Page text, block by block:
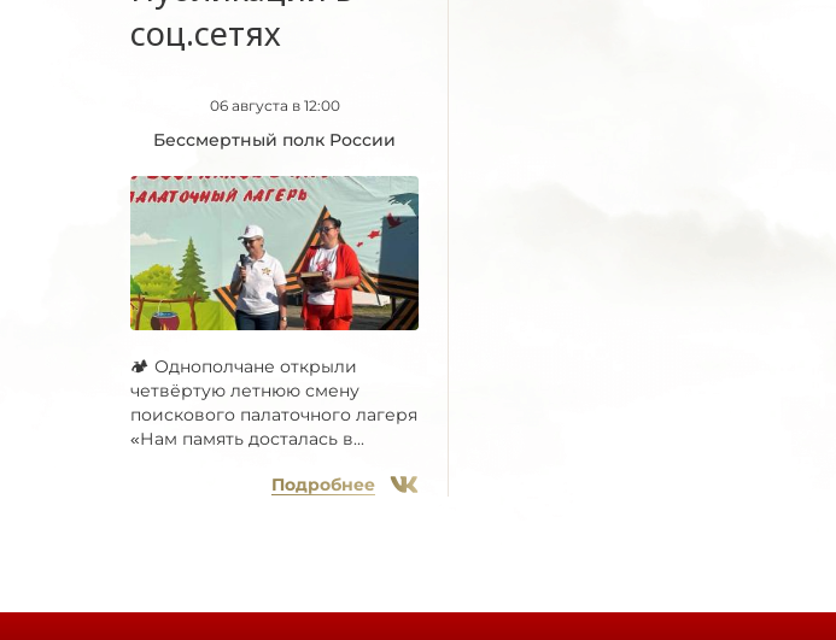
соц.сетях
06 августа в 12:00
Бессмертный полк России
🏕 Однополчане открыли
четвёртую летнюю смену
поискового палаточного лагеря
«Нам память досталась в...
Подробнее